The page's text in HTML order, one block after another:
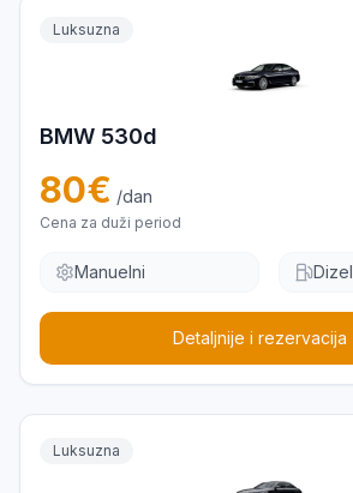
Luksuzna
BMW 530d
80€ /dan
Cena za duži period
Manuelni Dizel
Detaljnije i rezervacija
Luksuzna